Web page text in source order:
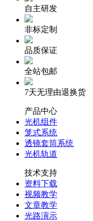
自主研发
非标定制
品质保证
全站包邮
7天无理由退换货
产品中心
光机组件
笼式系统
透镜套筒系统
光机轨道
技术支持
资料下载
视频教学
文章教学
光路演示